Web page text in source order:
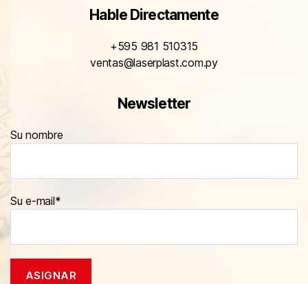
Hable Directamente
+595 981 510315
ventas@laserplast.com.py
Newsletter
Su nombre
Su e-mail*